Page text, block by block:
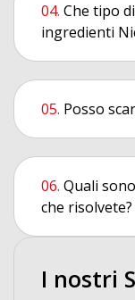
I nostri
Che tipo
ingredienti
Posso
Quali
che risolvete?